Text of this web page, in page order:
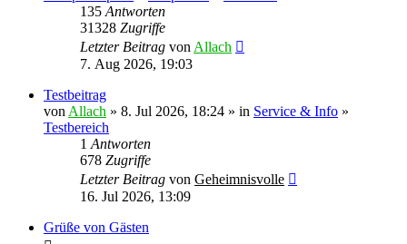
135 Antworten
31328 Zugriffe
Letzter Beitrag von Allach
7. Aug 2026, 19:03
Testbeitrag
von Allach » 8. Jul 2026, 18:24 » in Service & Info »
Testbereich
1 Antworten
678 Zugriffe
Letzter Beitrag von Geheimnisvolle
16. Jul 2026, 13:09
Grüße von Gästen